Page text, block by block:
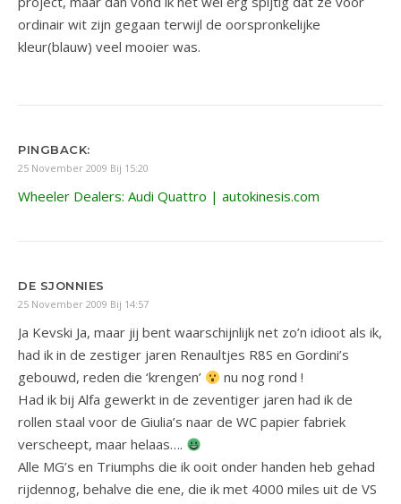
ordinair wit zijn gegaan terwijl de oorspronkelijke
kleur(blauw) veel mooier was.
PINGBACK:
25 November 2009 Bij 15:20
Wheeler Dealers: Audi Quattro | autokinesis.com
DE SJONNIES
25 November 2009 Bij 14:57
Ja Kevski Ja, maar jij bent waarschijnlijk net zo’n idioot als ik,
had ik in de zestiger jaren Renaultjes R8S en Gordini’s
gebouwd, reden die ‘krengen’
nu nog rond !
Had ik bij Alfa gewerkt in de zeventiger jaren had ik de
rollen staal voor de Giulia’s naar de WC papier fabriek
verscheept, maar helaas….
Alle MG’s en Triumphs die ik ooit onder handen heb gehad
rijdennog, behalve die ene, die ik met 4000 miles uit de VS